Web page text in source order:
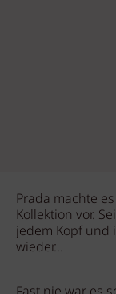
Prada machte
Kollektion vor.
jedem Kopf und
wieder...